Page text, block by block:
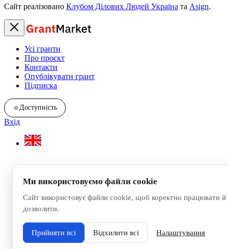
Сайт реалізовано Клубом Ділових Людей Україна та Asign.
Усі гранти
Про проєкт
Контакти
Опублікувати грант
Підписка
☼Доступність
Вхід
Ми використовуємо файли cookie
Сайт використовує файли cookie, щоб коректно працювати
дозволити.
Прийняти всі Відхилити всі Налаштування